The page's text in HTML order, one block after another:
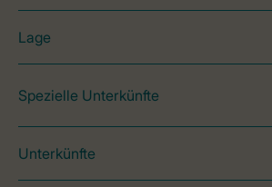
Lage
Spezielle Unterkünfte
Unterkünfte